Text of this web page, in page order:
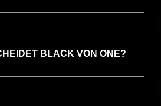
BLACK VON ONE?